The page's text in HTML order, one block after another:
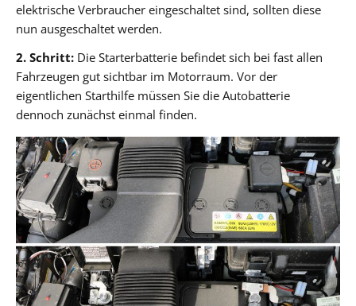
elektrische Verbraucher eingeschaltet sind, sollten diese
nun ausgeschaltet werden.
2. Schritt: Die Starterbatterie befindet sich bei fast allen
Fahrzeugen gut sichtbar im Motorraum. Vor der
eigentlichen Starthilfe müssen Sie die Autobatterie
dennoch zunächst einmal finden.